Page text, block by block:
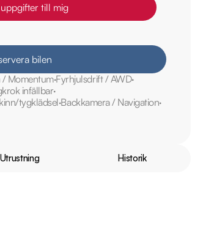
till mig
bilen
/ MomentumFyrhjulsdrift / AWD
infällbar
tygklädsel Backkamera / Navigation
Utrustning Historik